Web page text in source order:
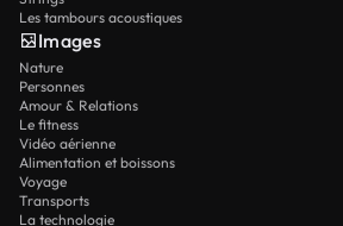
Les tambours acoustiques
Images
Nature
Personnes
Amour & Relations
Le fitness
Vidéo aérienne
Alimentation et boissons
Voyage
Transports
La technologie